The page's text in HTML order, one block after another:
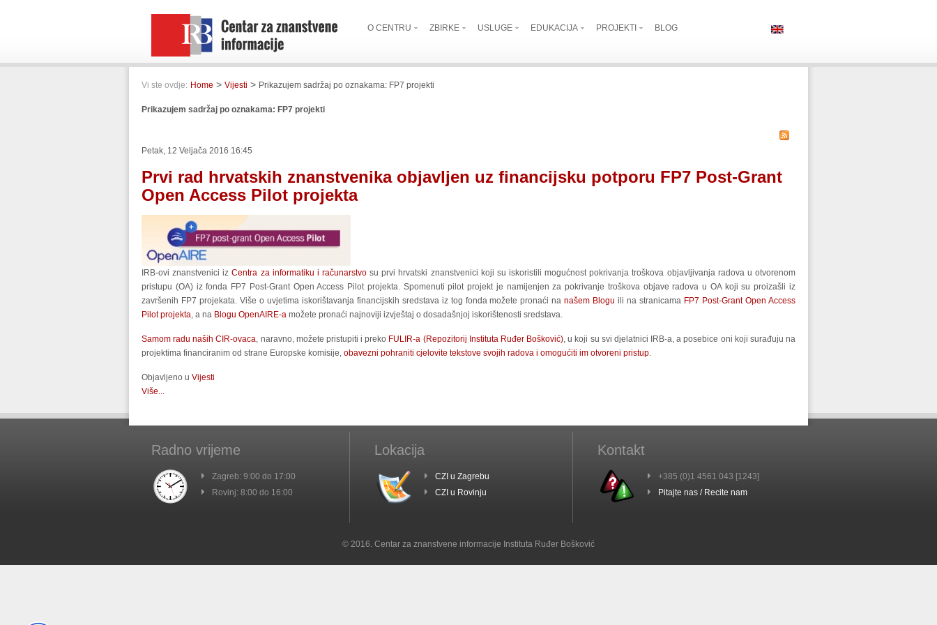
O CENTRU ZBIRKE USLUGE EDUKACIJA PROJEKTI BLOG
Vi ste ovdje: Home > Vijesti > Prikazujem sadržaj po oznakama: FP7 projekti
Prikazujem sadržaj po oznakama: FP7 projekti
Petak, 12 Veljača 2016 16:45
Prvi rad hrvatskih znanstvenika objavljen uz financijsku potporu FP7 Post-Grant
Open Access Pilot projekta
IRB-ovi znanstvenici izCentra za informatiku i računarstvo su prvi hrvatski znanstvenici koji su iskoristili mogućnost pokrivanja troškova objavljivanja radova u otvorenom
pristupu (OA) iz fonda FP7 Post-Grant Open Access Pilot projekta. Spomenuti pilot projekt je namijenjen za pokrivanje troškova objave radova u OA koji su proizašli iz
završenih FP7 projekata. Više o uvjetima iskorištavanja financijskih sredstava iz tog fonda možete pronaći nanašem Blogu ili na stranicama FP7 Post-Grant Open Access
Pilot projekta, a na Blogu OpenAIRE-a možete pronaći najnoviji izvještaj o dosadašnjoj iskorištenosti sredstava.
Samom radu naših CIR-ovaca, naravno, možete pristupiti i preko FULIR-a (Repozitorij Instituta Ruđer Bošković), u koji su svi djelatnici IRB-a, a posebice oni koji surađuju na
projektima financiranim od strane Europske komisije, obavezni pohraniti cjelovite tekstove svojih radova i omogućiti im otvoreni pristup.
Objavljeno u Vijesti
Više...
Radno vrijeme
Zagreb: 9:00 do 17:00
Rovinj: 8:00 do 16:00
Lokacija
CZI u Zagrebu
CZI u Rovinju
Kontakt
+385 (0)1 4561 043 [1243]
Pitajte nas / Recite nam
© 2016. Centar za znanstvene informacije Instituta Ruđer Bošković